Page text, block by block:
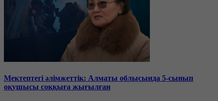
Мектептегі әлімжеттік: Алматы облысында 5-сынып
оқушысы соққыға жығылған